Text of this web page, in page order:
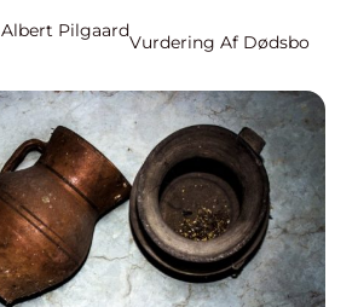
Albert Pilgaard
Vurdering Af Dødsbo